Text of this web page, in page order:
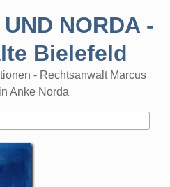
NORDA -
Bielefeld
- Rechtsanwalt Marcus
Anke Norda